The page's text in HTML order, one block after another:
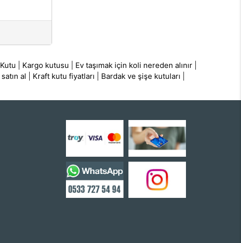
Kutu Kargo kutusu Ev taşımak için koli nereden alınır
al Kraft kutu fiyatları Bardak ve şişe kutuları